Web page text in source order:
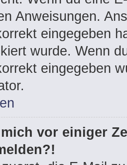
Anweisungen.
eingegeben
wurde. Wenn
eingegeben
vor einiger